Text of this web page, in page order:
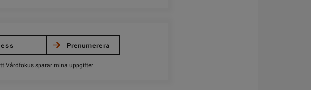
Vårdfokus sparar mina uppgifter